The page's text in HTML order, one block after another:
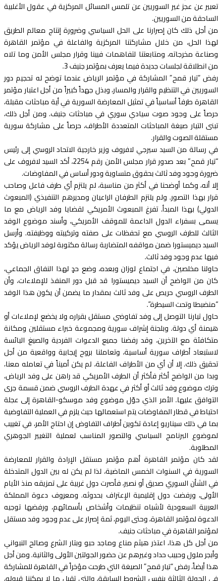
تعبير عن عجز غير السوريين عن تلمس المسائل المركزية في عقول الأغلبية
الساحقة من السوريين.
من أجل ذلك كان إصرارنا على الحل السياسي وضرورة إنتاج معالم الطريق
لهذا الحل، من خلال مشاركتنا المركزية والفاعلة في مؤتمر القاهرة
وصناعة مخرجاته، ومتابعتنا لتفاهمات فيينا وقرار مجلس الأمن وما تلاه
من انطلاقة لجلسات جديدة فيما يعرف بمؤتمر جنيف 3.
رفض “تيار قمح” المشاركة في مؤتمر الرياض عندما توضح له تحجيم دور
السوريين في التنظيم والقرار والمسار، وبذل جهداً كبيراً من أجل اعتبار مؤتمر
القاهرة طرفاً أساسياً في تمثيل المعارضة السورية في أية مباحثات مقبلة،
حرصاً على وجود صوت سيادي سوري في مباحثات جنيف. ومن أجل ذلك،
تبنى التيار صيغة المباحثات المتعددة الأطراف، حرصاً على مشاركة سورية
مستقلة الصوت والقرار.
في رسالة من السيد سيرجي لافروف وزير خارجية الاتحاد الروسي إلى رئيس
“تيار قمح” بعد صدور قرار مجلس الأمن رقم 2254، أكد السيد لافروف على
ضرورة وجود وفد ثالث بحقوق متساوية ودور أساس في المفاوضات.
إلا أنه، وكما أوضحنا في أكثر من مناسبة، لم يلتزم أي طرف فاعل وصاحب
قرار بهذا التصور. ولم يلتزم الطرفان الراعيان ومديرهم التنفيذي (المبعوث
الدولي) بهذا المبدأ. تفرغ المبعوث الأمريكي لقضايا وفد الرياض مع ما
يسمى بسفراء الدول الداعمة للموقف الأمريكي، وأسند موضوع الوفد
الثالث للطرف الروسي مع تحفظات على صفته وتركيبته ووظيفته. وأرسل
السيد ديميستورا ضمن مواقفه المتضاربة رسالة مكتوبة لوفد الرياض يؤكد
فيها عدم وجود وفد ثالث.
حاولنا مخلصين، في اجتماع لوزان وبعده، وضع حدٍ لهذا النفاق الجماعي،
كان من الواضح أن السيد ديميستورا قد قبل دور المنفذ للإملاءات، وأن
الطرف الروسي حريص على وفد ثالث بمقدار ما يضمن أن يكون هذا الوفد
“منضبطا وتحت السيطرة”.
حاول تيارنا التوصل إلى وفد تفاوضي مستقل بقراره ولا يخضع لإملاءات أو
هيمنة أي دولة. وبلجنة إشراف سورية ومجموعة خبراء مستقلين ومكانة
متكافئة مع الآخرين، وقد رفضنا جميع الدعوات الفردية والصيغ البائسة
لاستبعاد أطراف سورية أساسية، وتعاملنا بروح إيجابية وواقعية من أجل
تحقيق ذلك. إلا أن أي من الأطراف الفاعلة، لم يكن أميناً في تعامله معنا،
وبدا من الواضح أكثر فأكثر أن الطرف الأمريكي قد راهن على وفد الرياض،
وترك موضوع وفد ثالث أو أكثر في عهدة الطرف الروسي ضمن قسمة جرى
التوافق عليها. الأمر الذي حوّل موضوع وفد موسكو-القاهرة إلى عجلة
احتياط في قطار المفاوضات يتم استعمالها حيث يلزم في العملية التفاوضية
بما في ذلك سيناريو إعادة تكوين أطراف التفاوض إن احتاج الأمر، في تغييب
لموضوع البرنامج السياسي والتصور المناسب لعملية التغيير الجوهري
المطلوبة.
لقد كان مؤتمر القاهرة أهم مؤتمر مستقل الإرادة والقرار للمعارضة
السورية في السنوات الخمس الماضية، لذا لم يكن له بين الدول المتدخلة
في الشأن السوري صديق أو نصير، فأصرت دول غربية على تمزيقه منذ الأيام
الأولى، ورفضت دول إقليمية الإعتراف بحدوثه. ومعروف دعوة المملكة
العربية السعودية لأشباه تنظيمات وأشخاص بأسمائهم، ورفضها توجيه
الدعوة لمؤتمر القاهرة، وحتى اليوم، ثمة إصرار على عدم وجود وفد مستقل
لمؤتمر القاهرة في مباحثات جنيف.
من أجل كل هذا، اعتذر هيثم مناع وماجد حبو وبتار الشرع وصالح النبواني
وأبجر ملول وحبيب حداد وغيرهم عن حضور الجولتين الأولى والثانية. ومن أجل
هذا أيضاً، رفض “تيار قمح” الصيغة التي طرحت مؤخراً في القاهرة للمشاركة
في الجولة الثالثة بنفس الشروط السابقة، والتي تقبل ما لا يمكننا قبوله،